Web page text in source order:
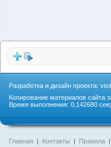
Разработка и дизайн проекта:
Копирование материалов сайта
Время выполнения: 0,142680
Главная | Контакты | Правила |